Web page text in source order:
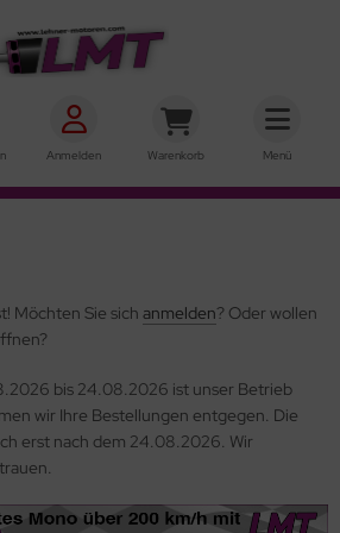
Anmelden Warenkorb Menü
Möchten Sie sich anmelden? Oder wollen
bis 24.08.2026 ist unser Betrieb
wir Ihre Bestellungen entgegen. Die
erst nach dem 24.08.2026. Wir